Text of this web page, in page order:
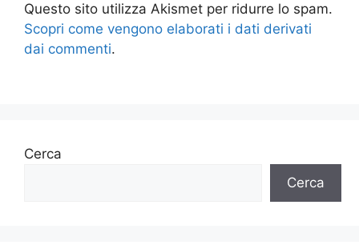
Questo sito utilizza Akismet per ridurre lo spam.
Scopri come vengono elaborati i dati derivati
dai commenti.
Cerca
Cerca